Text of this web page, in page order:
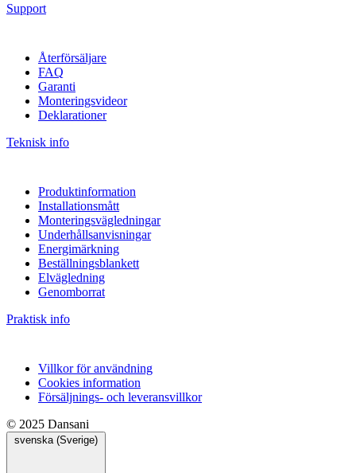
Support
Återförsäljare
FAQ
Garanti
Monteringsvideor
Deklarationer
Teknisk info
Produktinformation
Installationsmått
Monteringsvägledningar
Underhållsanvisningar
Energimärkning
Beställningsblankett
Elvägledning
Genomborrat
Praktisk info
Villkor för användning
Cookies information
Försäljnings- och leveransvillkor
© 2025 Dansani
svenska (Sverige)